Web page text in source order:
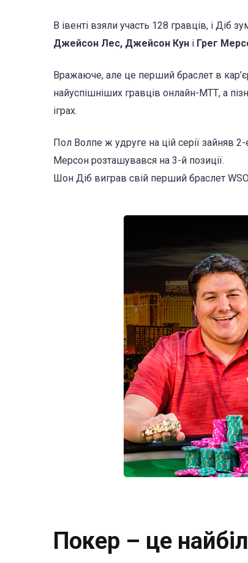
В івенті взяли участь 128 гравців, і Діб
Джейсон Лес, Джейсон Кун і Грег
Вражаюче, але це перший браслет в
найуспішніших гравців онлайн-МТТ, а
іграх.
Пол Волпе ж удруге на цій серії зайняв
Мерсон розташувався на 3-й позиції.
Шон Діб виграв свій перший браслет
Покер – це